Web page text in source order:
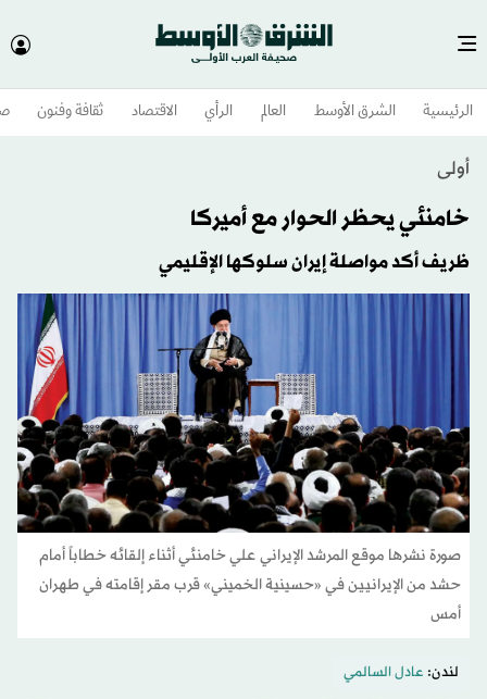
الرئيسية الشرق الأوسط​ العالم الرأي الاقتصاد ثقافة وفنون
أولى
خامنئي يحظر الحوار مع أميركا
ظريف أكد مواصلة إيران سلوكها الإقليمي
صورة نشرها موقع المرشد الإيراني علي خامنئي أثناء إلقائه خطاباً أمام
حشد من الإيرانيين في «حسينية الخميني» قرب مقر إقامته في طهران
أمس
لندن: عادل السالمي